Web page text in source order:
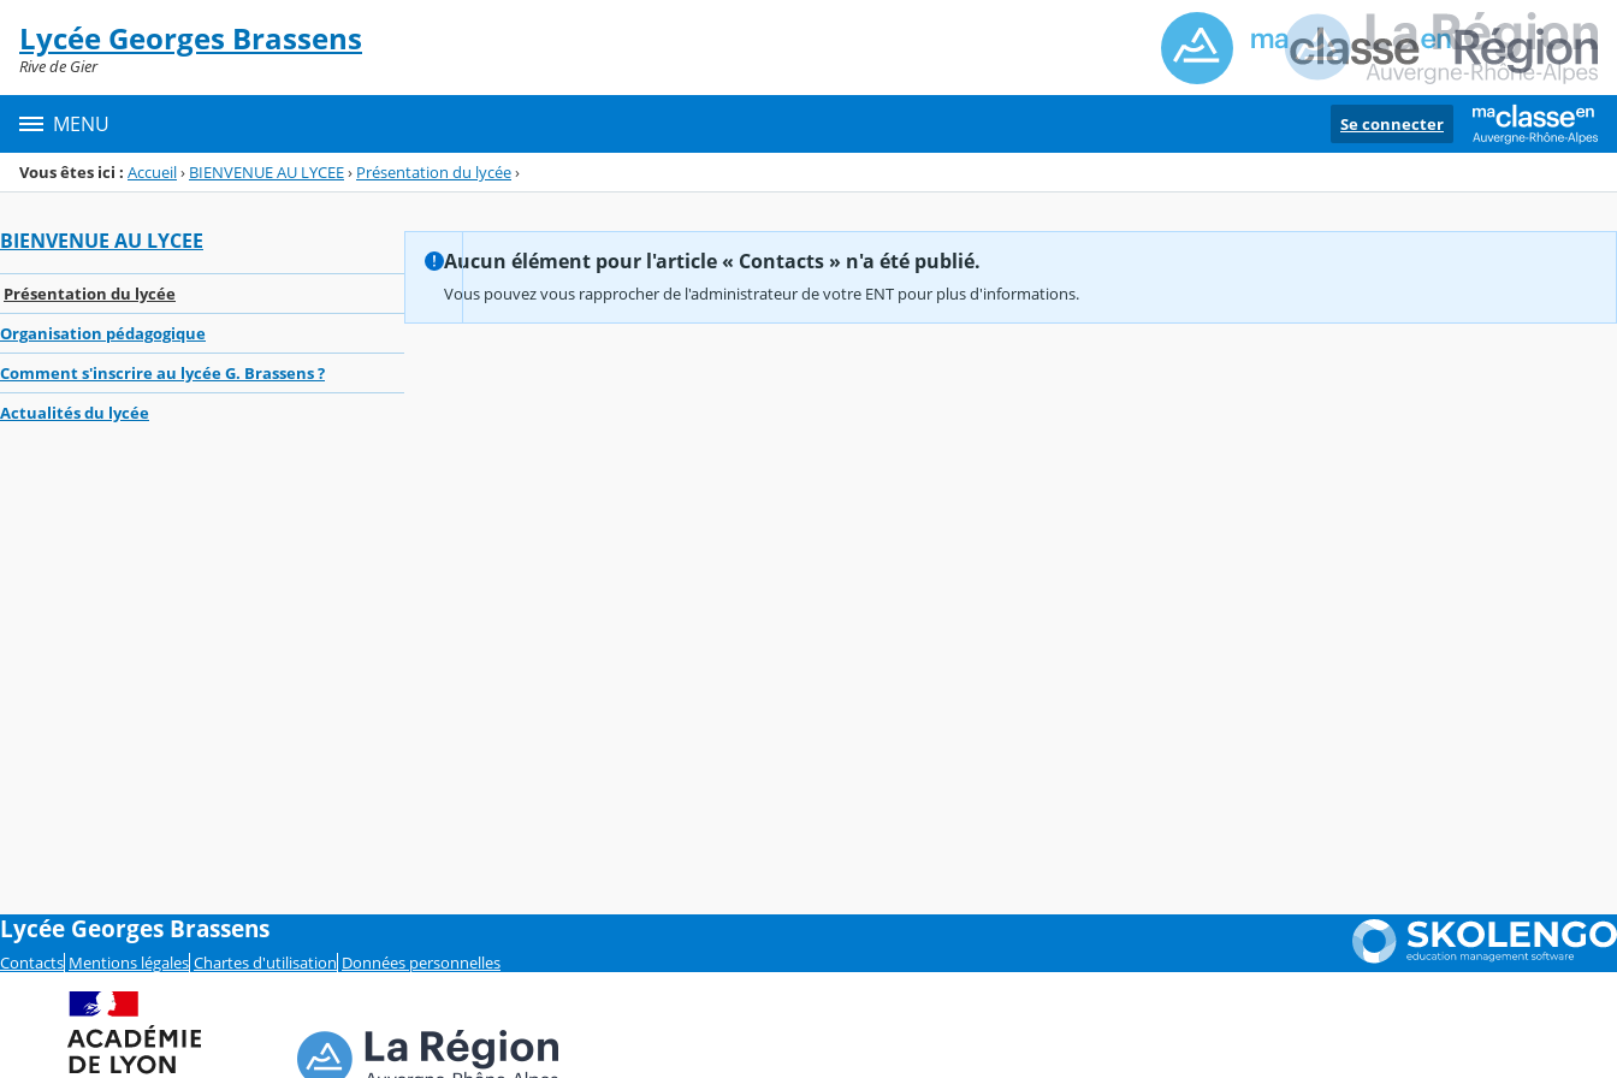
Menu de la rubrique
Contenu
Lycée Georges Brassens
Rive de Gier
MENU Se connecter
Vous êtes ici : Accueil› BIENVENUE AU LYCEE› Présentation du lycée›
BIENVENUE AU LYCEE
Présentation du lycée
Organisation pédagogique
Comment s'inscrire au lycée G. Brassens ?
Actualités du lycée
Aucun élément pour l'article « Contacts » n'a été publié.
Vous pouvez vous rapprocher de l'administrateur de votre ENT pour plus d'informations.
Lycée Georges Brassens
Contacts Mentions légales Chartes d'utilisation Données personnelles